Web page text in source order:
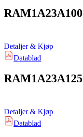
RAM1A23A100
Detaljer & Kjøp
Datablad
RAM1A23A125
Detaljer & Kjøp
Datablad